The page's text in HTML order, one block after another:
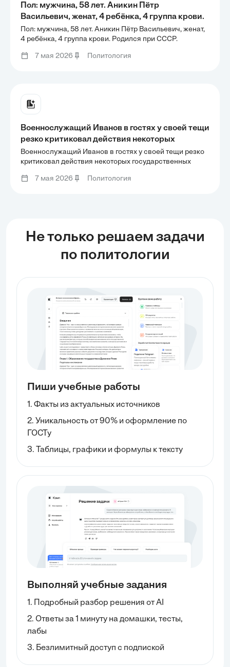
Пол: мужчина, 58 лет. Аникин Пётр
Васильевич, женат, 4 ребёнка, 4 группа крови.
Родился при СССР. Является кандидатом на
должность президента Российской
Федерации.
Пол: мужчина, 58 лет. Аникин Пётр Васильевич, женат,
4 ребёнка, 4 группа крови. Родился при СССР.
Российской Федерации.
7 мая 2026 Политология
Военнослужащий Иванов в гостях у своей тещи
резко критиковал действия некоторых
государственных деятелей РФ, высшего
военного командования РФ, говорил о
необходимости смены руководства страны. В
ответ на это брат жены Соловьев рассказал
Военнослужащий Иванов в гостях у своей тещи резко
критиковал действия некоторых государственных
говорил о необходимости смены руководства страны.
7 мая 2026 Политология
Не только решаем задачи
по политологии
Пиши учебные работы
1. Факты из актуальных источников
2. Уникальность от 90% и оформление по
ГОСТу
3. Таблицы, графики и формулы к тексту
Выполняй учебные задания
1. Подробный разбор решения от AI
2. Ответы за 1 минуту на домашки, тесты,
лабы
3. Безлимитный доступ с подпиской